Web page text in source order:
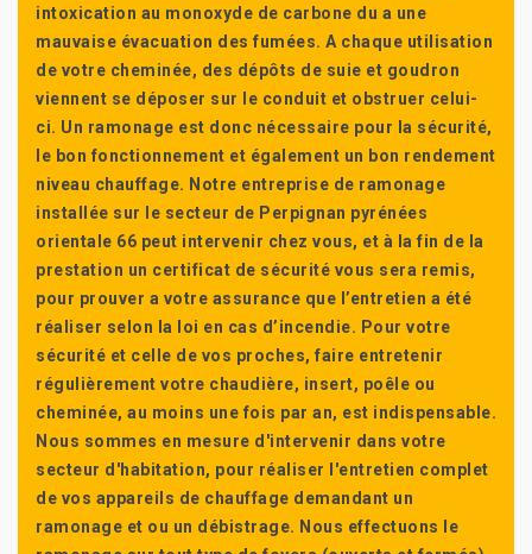
intoxication au monoxyde de carbone du a une
mauvaise évacuation des fumées. A chaque utilisation
de votre cheminée, des dépôts de suie et goudron
viennent se déposer sur le conduit et obstruer celui-
ci. Un ramonage est donc nécessaire pour la sécurité,
le bon fonctionnement et également un bon rendement
niveau chauffage. Notre entreprise de ramonage
installée sur le secteur de Perpignan pyrénées
orientale 66 peut intervenir chez vous, et à la fin de la
prestation un certificat de sécurité vous sera remis,
pour prouver a votre assurance que l’entretien a été
réaliser selon la loi en cas d’incendie. Pour votre
sécurité et celle de vos proches, faire entretenir
régulièrement votre chaudière, insert, poêle ou
cheminée, au moins une fois par an, est indispensable.
Nous sommes en mesure d'intervenir dans votre
secteur d'habitation, pour réaliser l'entretien complet
de vos appareils de chauffage demandant un
ramonage et ou un débistrage. Nous effectuons le